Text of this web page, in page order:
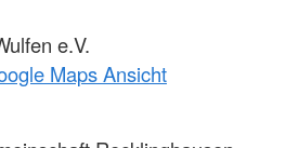
e.V.
Maps Ansicht